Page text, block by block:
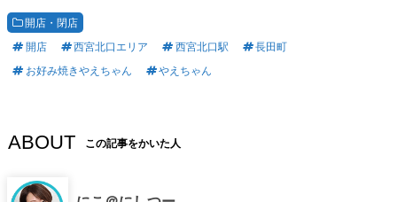
開店・閉店
開店
西宮北口エリア 西宮北口駅
長田町
お好み焼きやえちゃん
やえちゃん
ABOUT この記事をかいた人